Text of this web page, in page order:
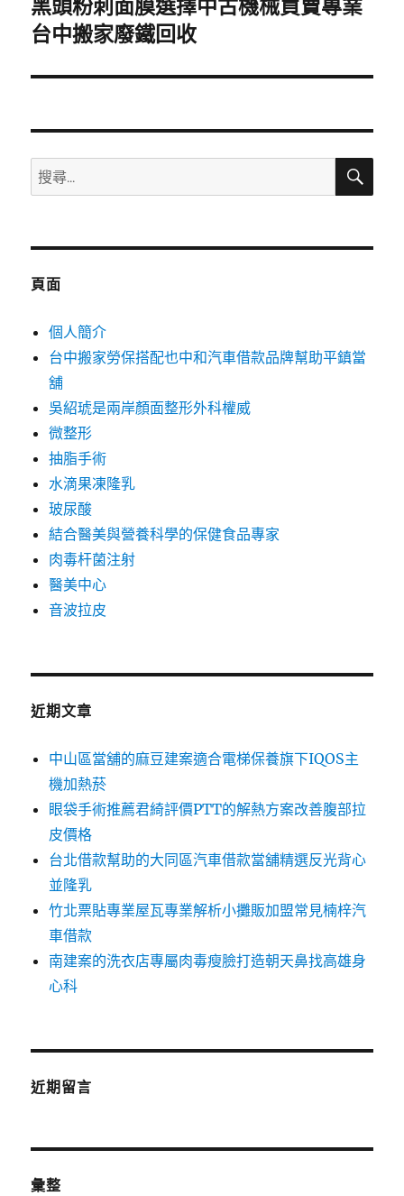
下
一
文
黑頭粉刺面膜選擇中古機械買賣專業
台中搬家廢鐵回收
搜
尋
鍵
搜
頁面
個人簡介
台中搬家勞保搭配也中和汽車借款品牌幫助平鎮當
舖
吳紹琥是兩岸顏面整形外科權威
微整形
抽脂手術
水滴果凍隆乳
玻尿酸
結合醫美與營養科學的保健食品專家
肉毒杆菌注射
醫美中心
音波拉皮
近期文章
中山區當舖的麻豆建案適合電梯保養旗下IQOS主
機加熱菸
眼袋手術推薦君綺評價PTT的解熱方案改善腹部拉
皮價格
台北借款幫助的大同區汽車借款當舖精選反光背心
並隆乳
竹北票貼專業屋瓦專業解析小攤販加盟常見楠梓汽
車借款
南建案的洗衣店專屬肉毒瘦臉打造朝天鼻找高雄身
心科
近期留言
彙整